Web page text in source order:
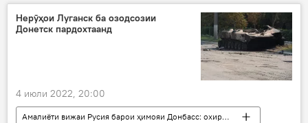
суҳбати телефонӣ
Ӯзбекистон
Нерӯҳои Луганск ба озодсозии
Донетск пардохтаанд
4 июли 2022, 20:00
Амалиёти вижаи Русия барои ҳимояи Донбасс: охирин хабарҳо